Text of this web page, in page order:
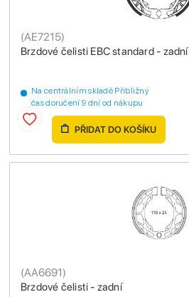
Brzdové čelisti EBC standard - zadní
(AE7215)
Na centrálním skladě Přibližný
čas doručení 9 dní od nákupu
PŘIDAT DO KOŠÍKU
Brzdové čelisti - zadní
(AA6691)